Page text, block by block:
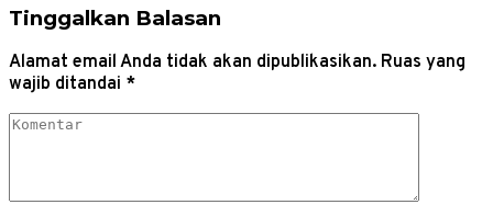
Tinggalkan Balasan
Alamat email Anda tidak akan dipublikasikan. Ruas yang
wajib ditandai *